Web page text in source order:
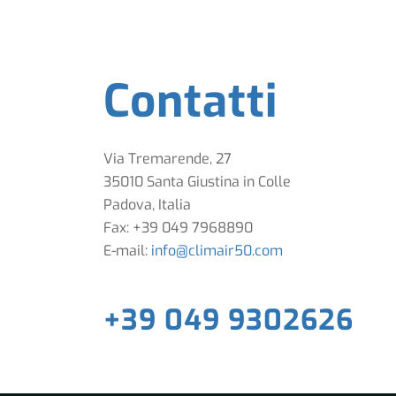
Contatti
Via Tremarende, 27
35010 Santa Giustina in Colle
Padova, Italia
Fax: +39 049 7968890
E-mail: info@climair50.com
+39 049 9302626